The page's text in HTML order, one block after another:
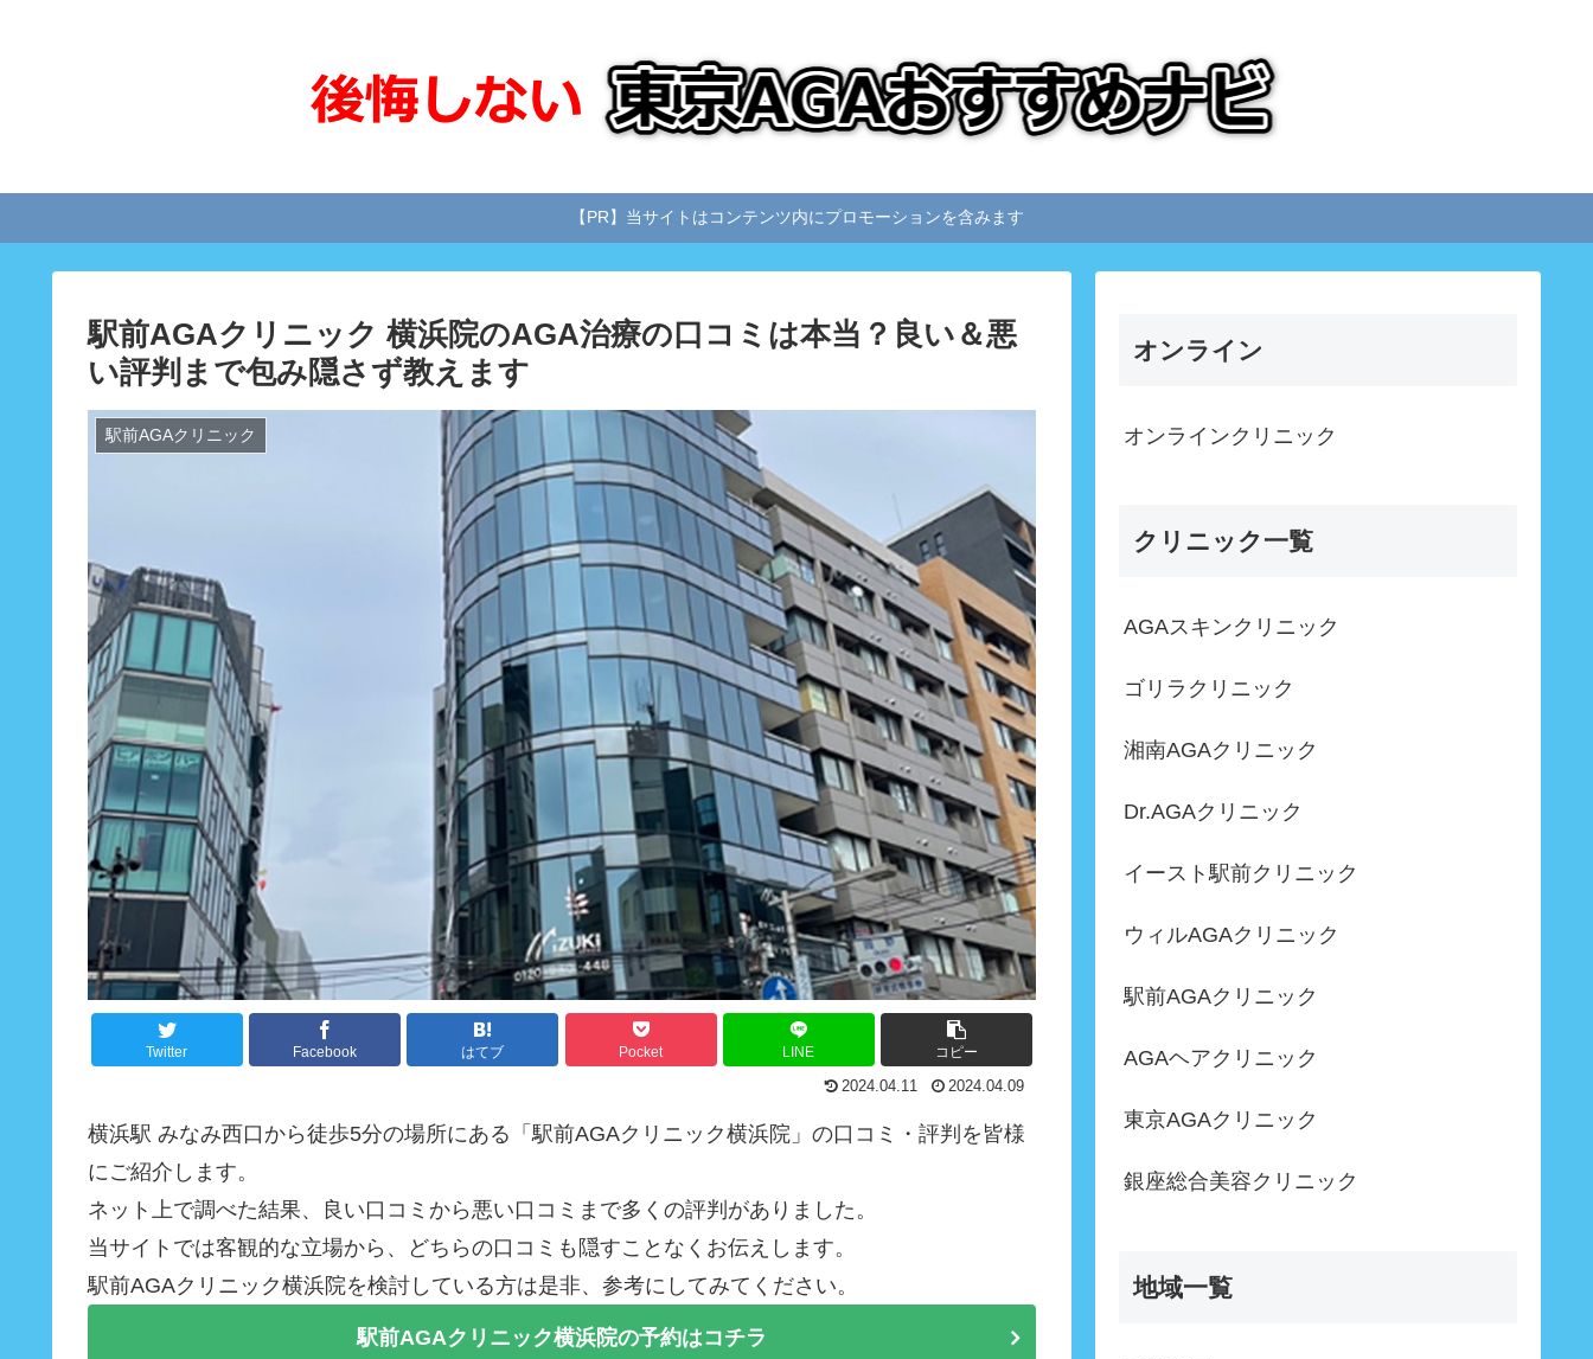
【PR】当サイトはコンテンツ内にプロモーションを含みます
駅前AGAクリニック 横浜院のAGA治療の口コミは本当？良い＆悪
い評判まで包み隠さず教えます
駅前AGAクリニック
Twitter Facebook はてブ Pocket LINE コピー
2024.04.11 2024.04.09
横浜駅 みなみ西口から徒歩5分の場所にある「駅前AGAクリニック横浜院」の口コミ・評判を皆様
にご紹介します。
ネット上で調べた結果、良い口コミから悪い口コミまで多くの評判がありました。
当サイトでは客観的な立場から、どちらの口コミも隠すことなくお伝えします。
駅前AGAクリニック横浜院を検討している方は是非、参考にしてみてください。
駅前AGAクリニック横浜院の予約はコチラ
オンライン
オンラインクリニック
クリニック一覧
AGAスキンクリニック
ゴリラクリニック
湘南AGAクリニック
Dr.AGAクリニック
イースト駅前クリニック
ウィルAGAクリニック
駅前AGAクリニック
AGAヘアクリニック
東京AGAクリニック
銀座総合美容クリニック
地域一覧